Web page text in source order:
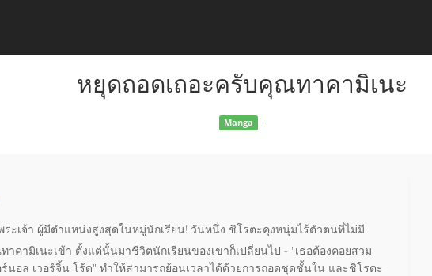
หยุดถอดเถอะครับคุณทาคามิเนะ
Manga -
ะเจ้า ผู้มีตำแหน่งสูงสุดในหมู่นักเรียน! วันหนึ่ง ชิโรตะคุงหนุ่มไร้ตัวตนที่ไม่มี
คามิเนะเข้า ตั้งแต่นั้นมาชีวิตนักเรียนของเขาก็เปลี่ยนไป - "เธอต้องคอยสวม
นอล เวอร์จิ้น โร้ด" ทำให้สามารถย้อนเวลาได้ด้วยการถอดชุดชั้นใน และชิโรตะ